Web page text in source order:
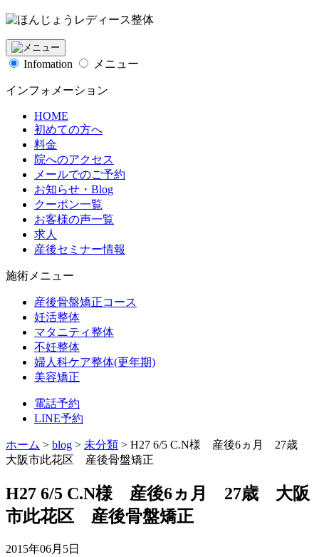
Infomation メニュー
インフォメーション
HOME
初めての方へ
料金
院へのアクセス
メールでのご予約
お知らせ・Blog
クーポン一覧
お客様の声一覧
求人
産後セミナー情報
施術メニュー
産後骨盤矯正コース
妊活整体
マタニティ整体
不妊整体
婦人科ケア整体(更年期)
美容矯正
電話予約
LINE予約
ホーム > blog > 未分類 > H27 6/5 C.N様 産後6ヵ月 27歳
大阪市此花区 産後骨盤矯正
H27 6/5 C.N様 産後6ヵ月 27歳 大阪
市此花区 産後骨盤矯正
2015年06月5日